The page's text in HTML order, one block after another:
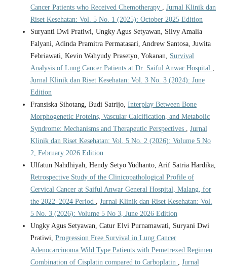
Cancer Patients who Received Chemotherapy , Jurnal Klinik dan
Riset Kesehatan: Vol. 5 No. 1 (2025): October 2025 Edition
Suryanti Dwi Pratiwi, Ungky Agus Setyawan, Silvy Amalia
Falyani, Adinda Pramitra Permatasari, Andrew Santosa, Juwita
Febriawati, Kevin Wahyudy Prasetyo, Yokanan, Survival
Analysis of Lung Cancer Patients at Dr. Saiful Anwar Hospital ,
Jurnal Klinik dan Riset Kesehatan: Vol. 3 No. 3 (2024): June
Edition
Fransiska Sihotang, Budi Satrijo, Interplay Between Bone
Morphogenetic Proteins, Vascular Calcification, and Metabolic
Syndrome: Mechanisms and Therapeutic Perspectives , Jurnal
Klinik dan Riset Kesehatan: Vol. 5 No. 2 (2026): Volume 5 No
2, February 2026 Edition
Ulfatun Nahdhiyah, Hendy Setyo Yudhanto, Arif Satria Hardika,
Retrospective Study of the Clinicopathological Profile of
Cervical Cancer at Saiful Anwar General Hospital, Malang, for
the 2022–2024 Period , Jurnal Klinik dan Riset Kesehatan: Vol.
5 No. 3 (2026): Volume 5 No 3, June 2026 Edition
Ungky Agus Setyawan, Catur Elvi Purnamawati, Suryani Dwi
Pratiwi, Progression Free Survival in Lung Cancer
Adenocarcinoma Wild Type Patients with Pemetrexed Regimen
Combination of Cisplatin compared to Carboplatin , Jurnal